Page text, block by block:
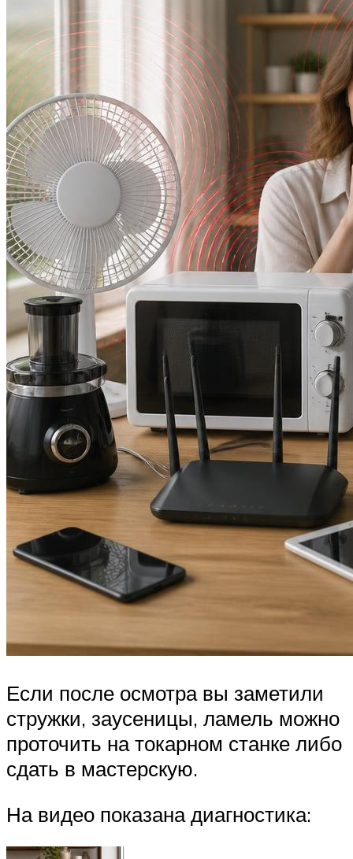
Если после осмотра вы заметили
стружки, заусеницы, ламель можно
проточить на токарном станке либо
сдать в мастерскую.
На видео показана диагностика: